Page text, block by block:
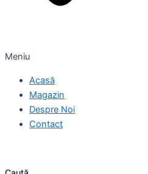
Meniu
Acasă
Magazin
Despre Noi
Contact